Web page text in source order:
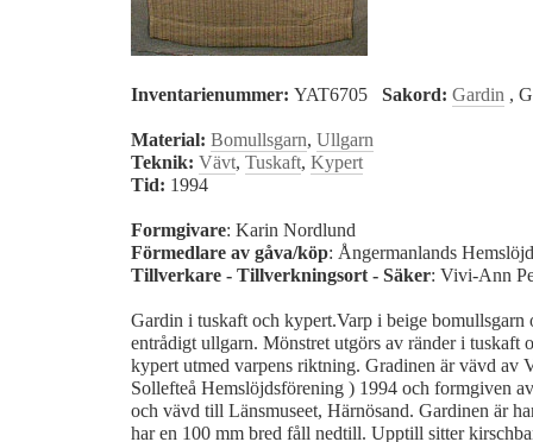
Inventarienummer: YAT6705 Sakord: Gardin ,
Material: Bomullsgarn, Ullgarn
Teknik: Vävt, Tuskaft, Kypert
Tid: 1994
Formgivare: Karin Nordlund
Förmedlare av gåva/köp: Ångermanlands
Tillverkare - Tillverkningsort - Säker: Vivi-Ann
Gardin i tuskaft och kypert.Varp i beige bomullsgarn
entrådigt ullgarn. Mönstret utgörs av ränder i tuskaft
kypert utmed varpens riktning. Gradinen är vävd av
Sollefteå Hemslöjdsförening ) 1994 och formgiven
och vävd till Länsmuseet, Härnösand. Gardinen är
har en 100 mm bred fåll nedtill. Upptill sitter